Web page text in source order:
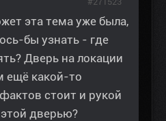
эта тема уже была,
бы узнать - где
Дверь на локации
ещё какой-то
стоит и рукой
дверью?